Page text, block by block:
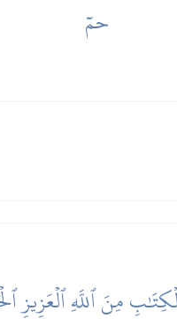
حمٓ
مِنَ ٱللَّهِ ٱلۡعَزِيزِ